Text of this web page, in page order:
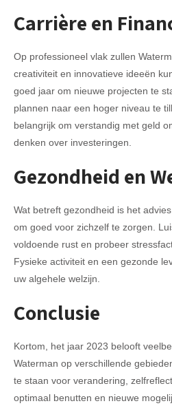
Carrière en
Op professioneel vlak zullen
creativiteit en innovatieve ideeën
goed jaar om nieuwe projecten te
plannen naar een hoger niveau te
belangrijk om verstandig met geld
denken over investeringen.
Gezondheid en
Wat betreft gezondheid is het
om goed voor zichzelf te zorgen.
voldoende rust en probeer
Fysieke activiteit en een gezonde
uw algehele welzijn.
Conclusie
Kortom, het jaar 2023 belooft
Waterman op verschillende
te staan voor verandering,
optimaal benutten en nieuwe